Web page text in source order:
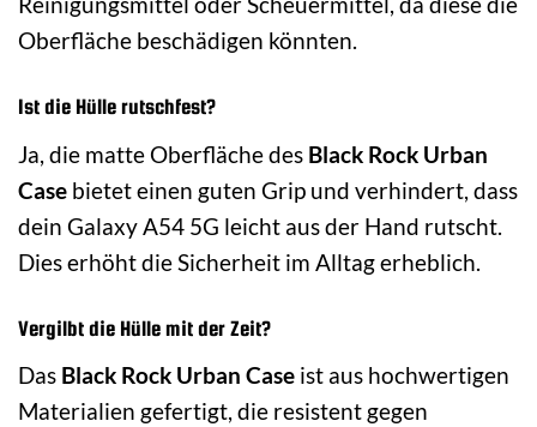
Oberfläche beschädigen könnten.
Ist die Hülle rutschfest?
Ja, die matte Oberfläche des Black Rock Urban
Case bietet einen guten Grip und verhindert, dass
dein Galaxy A54 5G leicht aus der Hand rutscht.
Dies erhöht die Sicherheit im Alltag erheblich.
Vergilbt die Hülle mit der Zeit?
Das Black Rock Urban Case ist aus hochwertigen
Materialien gefertigt, die resistent gegen